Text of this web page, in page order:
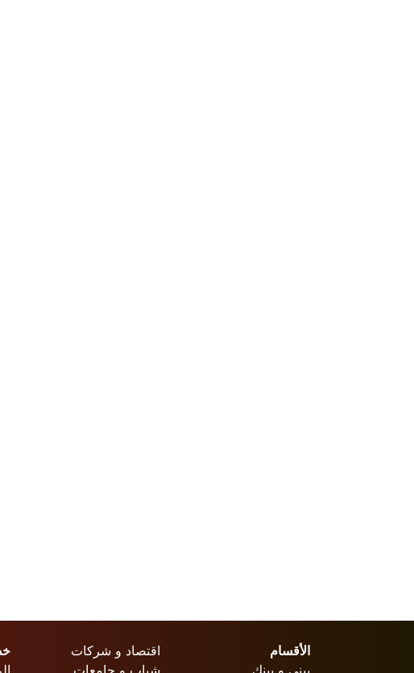
الأقسام
بيني و بينك
اقتصاد و شركات
شباب و جامعات